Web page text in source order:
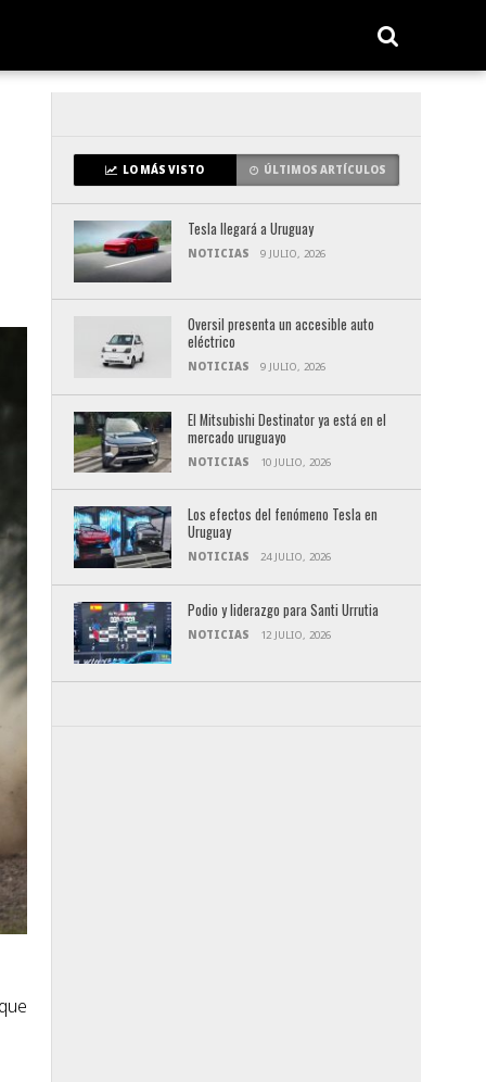
LO MÁS VISTO ÚLTIMOS ARTÍCULOS
Tesla llegará a Uruguay
NOTICIAS 9 JULIO, 2026
Oversil presenta un accesible auto
eléctrico
NOTICIAS 9 JULIO, 2026
El Mitsubishi Destinator ya está en el
mercado uruguayo
NOTICIAS 10 JULIO, 2026
Los efectos del fenómeno Tesla en
Uruguay
NOTICIAS 24 JULIO, 2026
Podio y liderazgo para Santi Urrutia
NOTICIAS 12 JULIO, 2026